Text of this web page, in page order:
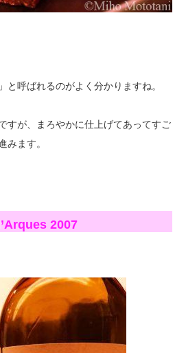
と呼ばれるのがよく分かりますね。
すが、まろやかに仕上げてあってすご
みます。
2007